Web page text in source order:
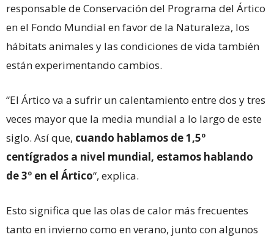
responsable de Conservación del Programa del Ártico
en el Fondo Mundial en favor de la Naturaleza, los
hábitats animales y las condiciones de vida también
están experimentando cambios.
“El Ártico va a sufrir un calentamiento entre dos y tres
veces mayor que la media mundial a lo largo de este
siglo. Así que, cuando hablamos de 1,5º
centígrados a nivel mundial, estamos hablando
de 3º en el Ártico“, explica.
Esto significa que las olas de calor más frecuentes
tanto en invierno como en verano, junto con algunos